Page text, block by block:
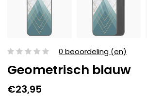
0 beoordeling (en)
Geometrisch blauw
€23,95